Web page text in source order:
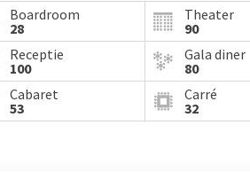
Boardroom
28
Theater
90
Receptie
100
Gala diner
80
Cabaret
53
Carré
32